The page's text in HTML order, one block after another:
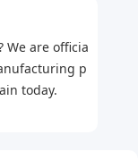
ム, wholesale
We are officia
p
today.